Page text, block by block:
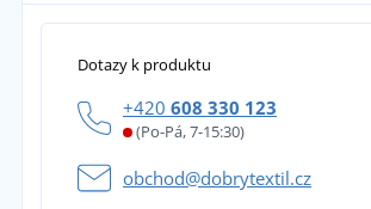
Dotazy k produktu
+420 608 330 123
(Po-Pá, 7-15:30)
obchod@dobrytextil.cz